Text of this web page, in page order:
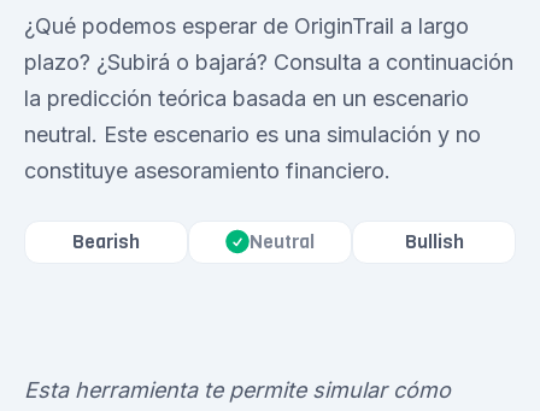
¿Qué podemos esperar de OriginTrail a largo
plazo? ¿Subirá o bajará? Consulta a continuación
la predicción teórica basada en un escenario
neutral. Este escenario es una simulación y no
constituye asesoramiento financiero.
Bearish Neutral Bullish
Esta herramienta te permite simular cómo